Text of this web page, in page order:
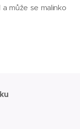
může se malinko